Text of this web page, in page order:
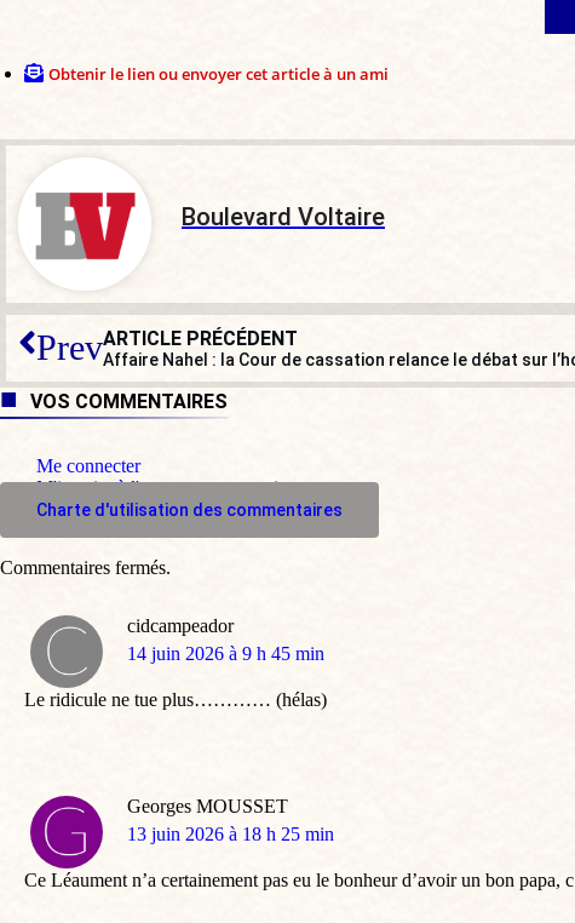
Obtenir le lien ou envoyer cet article à un ami
Boulevard Voltaire
PrevARTICLE PRÉCÉDENT
Affaire Nahel : la Cour de cassation relance le débat sur
VOS COMMENTAIRES
Me connecter
M'inscrire à l'espace commentaire
Charte d'utilisation des commentaires
cidcampeador
dit
14 juin 2026 à 9 h 45 min
Le ridicule ne tue plus………… (hélas)
Georges MOUSSET
dit
13 juin 2026 à 18 h 25 min
Ce Léaument n’a certainement pas eu le bonheur d’avoir un bon
Commentaires fermés.